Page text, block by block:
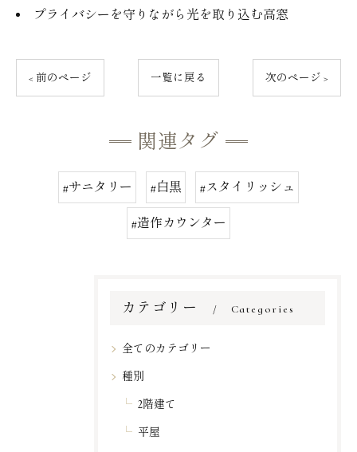
プライバシーを守りながら光を取り込む高窓
< 前のページ 一覧に戻る 次のページ >
関連タグ
#サニタリー #白黒 #スタイリッシュ
#造作カウンター
カテゴリー Categories
全てのカテゴリー
種別
2階建て
平屋